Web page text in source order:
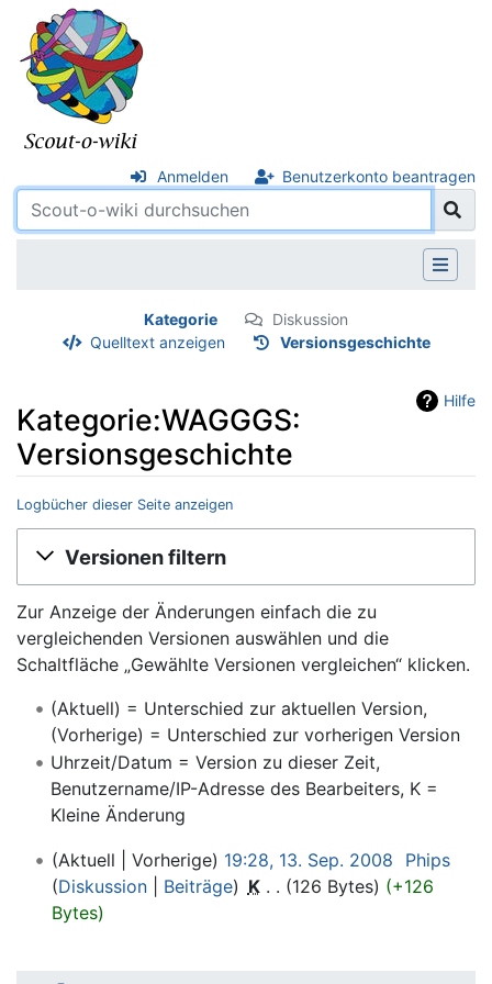
Anmelden Benutzerkonto beantragen
Kategorie
Diskussion
Quelltext anzeigen
Versionsgeschichte
Hilfe
Kategorie:WAGGGS:
Versionsgeschichte
Logbücher dieser Seite anzeigen
Wechseln zu:Navigation,Suche
Versionen filtern
Zur Anzeige der Änderungen einfach die zu
vergleichenden Versionen auswählen und die
Schaltfläche „Gewählte Versionen vergleichen“ klicken.
(Aktuell) = Unterschied zur aktuellen Version,
(Vorherige) = Unterschied zur vorherigen Version
Uhrzeit/Datum = Version zu dieser Zeit,
Benutzername/IP-Adresse des Bearbeiters, K =
Kleine Änderung
Aktuell Vorherige 19:28, 13. Sep. 2008
Phips
Diskussion
Beiträge K 126 Bytes
+126
Bytes